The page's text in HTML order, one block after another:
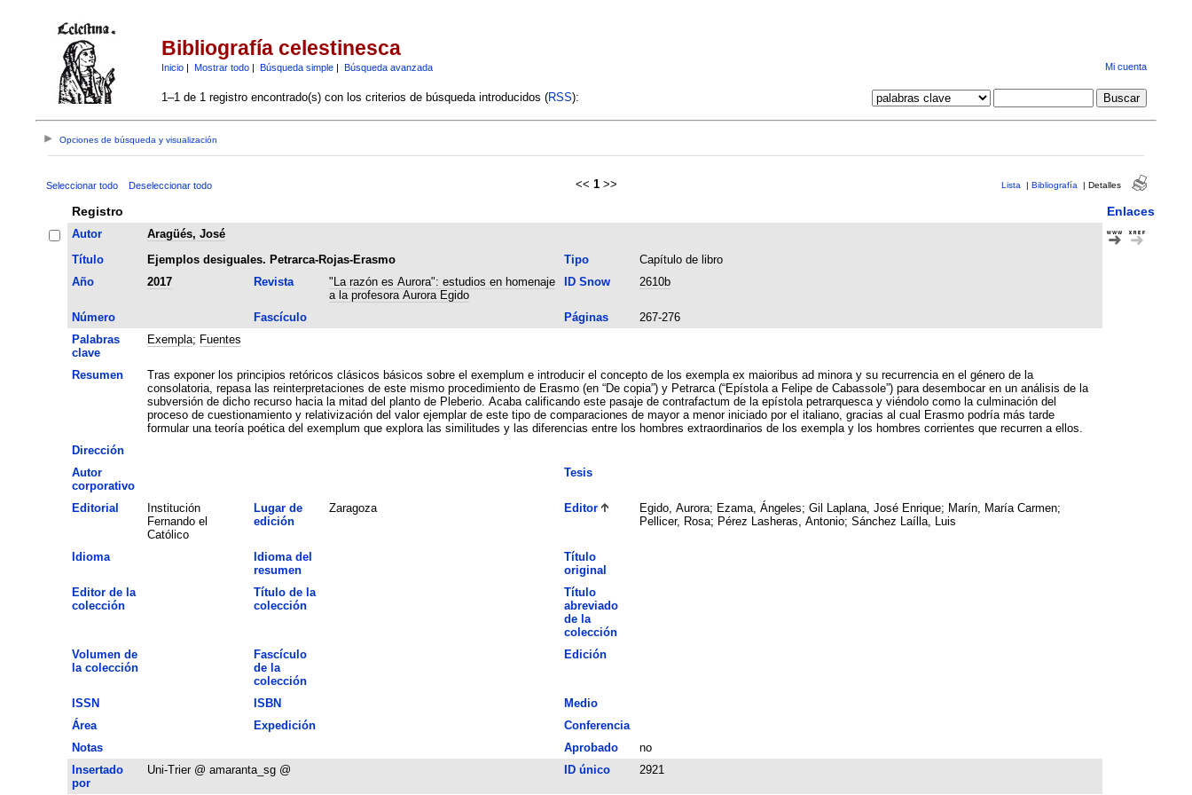
Bibliografía celestinesca
Inicio| Mostrar todo| Búsqueda simple| Búsqueda avanzada Mi cuenta
1–1 de 1 registro encontrado(s) con los criterios de búsqueda introducidos (RSS):
Opciones de búsqueda y visualización
Seleccionar todo Deseleccionar todo << 1 >> Lista | Bibliografía | Detalles
Registro Enlaces
Autor
Aragüés, José
Título
Ejemplos desiguales. Petrarca-Rojas-Erasmo Tipo
Capítulo de libro
Año
2017 Revista
"La razón es Aurora": estudios en homenaje
a la profesora Aurora Egido
ID Snow 2610b
Número Fascículo Páginas
267-276
Palabras
clave
Exempla; Fuentes
Resumen
Tras exponer los principios retóricos clásicos básicos sobre el exemplum e introducir el concepto de los exempla ex maioribus ad minora y su recurrencia en el género de la
consolatoria, repasa las reinterpretaciones de este mismo procedimiento de Erasmo (en “De copia”) y Petrarca (“Epístola a Felipe de Cabassole”) para desembocar en un análisis de la
subversión de dicho recurso hacia la mitad del planto de Pleberio. Acaba calificando este pasaje de contrafactum de la epístola petrarquesca y viéndolo como la culminación del
proceso de cuestionamiento y relativización del valor ejemplar de este tipo de comparaciones de mayor a menor iniciado por el italiano, gracias al cual Erasmo podría más tarde
formular una teoría poética del exemplum que explora las similitudes y las diferencias entre los hombres extraordinarios de los exempla y los hombres corrientes que recurren a ellos.
Dirección
Autor
corporativo
Tesis
Editorial
Institución
Fernando el
Católico
Lugar de
edición
Zaragoza Editor
Egido, Aurora; Ezama, Ángeles; Gil Laplana, José Enrique; Marín, María Carmen;
Pellicer, Rosa; Pérez Lasheras, Antonio; Sánchez Laílla, Luis
Idioma
Idioma del
resumen
Título
original
Editor de la
colección
Título de la
colección
Título
abreviado
de la
colección
Volumen de
la colección
Fascículo
de la
colección
Edición
ISSN ISBN
Medio
Área
Expedición
Conferencia
Notas
Aprobado
no
Insertado
por
Uni-Trier @ amaranta_sg @ ID único 2921